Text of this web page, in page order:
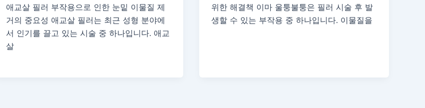
애교살 필러 부작용으로 인한 눈밑 이물질 제
거의 중요성 애교살 필러는 최근 성형 분야에
서 인기를 끌고 있는 시술 중 하나입니다. 애교
살
위한 해결책 이마 울퉁불퉁은 필러 시술 후 발
생할 수 있는 부작용 중 하나입니다. 이물질을